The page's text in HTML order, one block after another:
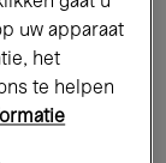
uw apparaat
het
te helpen